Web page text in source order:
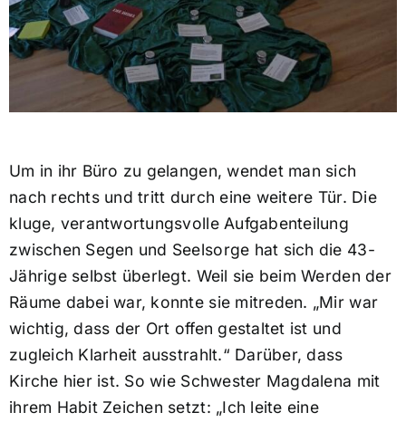
Um in ihr Büro zu gelangen, wendet man sich
nach rechts und tritt durch eine weitere Tür. Die
kluge, verantwortungsvolle Aufgabenteilung
zwischen Segen und Seelsorge hat sich die 43-
Jährige selbst überlegt. Weil sie beim Werden der
Räume dabei war, konnte sie mitreden. „Mir war
wichtig, dass der Ort offen gestaltet ist und
zugleich Klarheit ausstrahlt.“ Darüber, dass
Kirche hier ist. So wie Schwester Magdalena mit
ihrem Habit Zeichen setzt: „Ich leite eine